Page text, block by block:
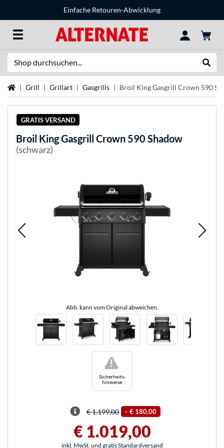
Einfache Retouren-Abwicklung
Startseite
Grill Grillart Gasgrills Broil King Gasgrill Crown 590
GRATIS VERSAND
Broil KingGasgrill Crown 590 Shadow
(schwarz)
Abb. kann vom Original abweichen.
Sicherheits-
hinweise
!
€ 1.199,00 - € 180,00
€ 1.019,00
inkl. MwSt. und gratis Standardversand